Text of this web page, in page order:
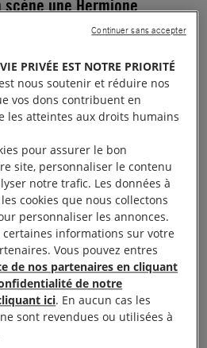
une Hermione
de théâtre participative
racisme systémique.
Rowling, Hermione est
de taille moyenne très
et aux cheveux frisés,
de peau n’est jamais
un professeur de lycée
de peau, pour incarner
adaptation de « Harry
qui ne correspond pas
que les élèves du lycée
PRIVÉE EST NOTRE PRIORITÉ
nous soutenir et réduire nos
vos dons contribuent en
les atteintes aux droits humains
pour assurer le bon
site, personnaliser le contenu
notre trafic. Les données à
cookies que nous collectons
personnaliser les annonces.
certaines informations sur votre
Vous pouvez entres
de nos partenaires en cliquant
de notre
ici. En aucun cas les
sont revendues ou utilisées à
Continuer sans accepter